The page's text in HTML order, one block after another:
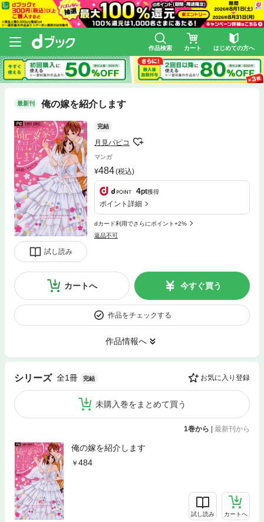
作品検索 カート はじめての方へ
最新刊 俺の嫁を紹介します
試し読み
完結
月見パピコ
マンガ
484(税込)
4pt獲得
ポイント詳細
dカード利用でさらにポイント+2%
返品不可
カートへ 今すぐ買う
作品をチェックする
作品情報へ
シリーズ 全1冊 完結 お気に入り登録
未購入巻をまとめて買う
1巻から 最新刊から
俺の嫁を紹介します
484
試し読み カートへ